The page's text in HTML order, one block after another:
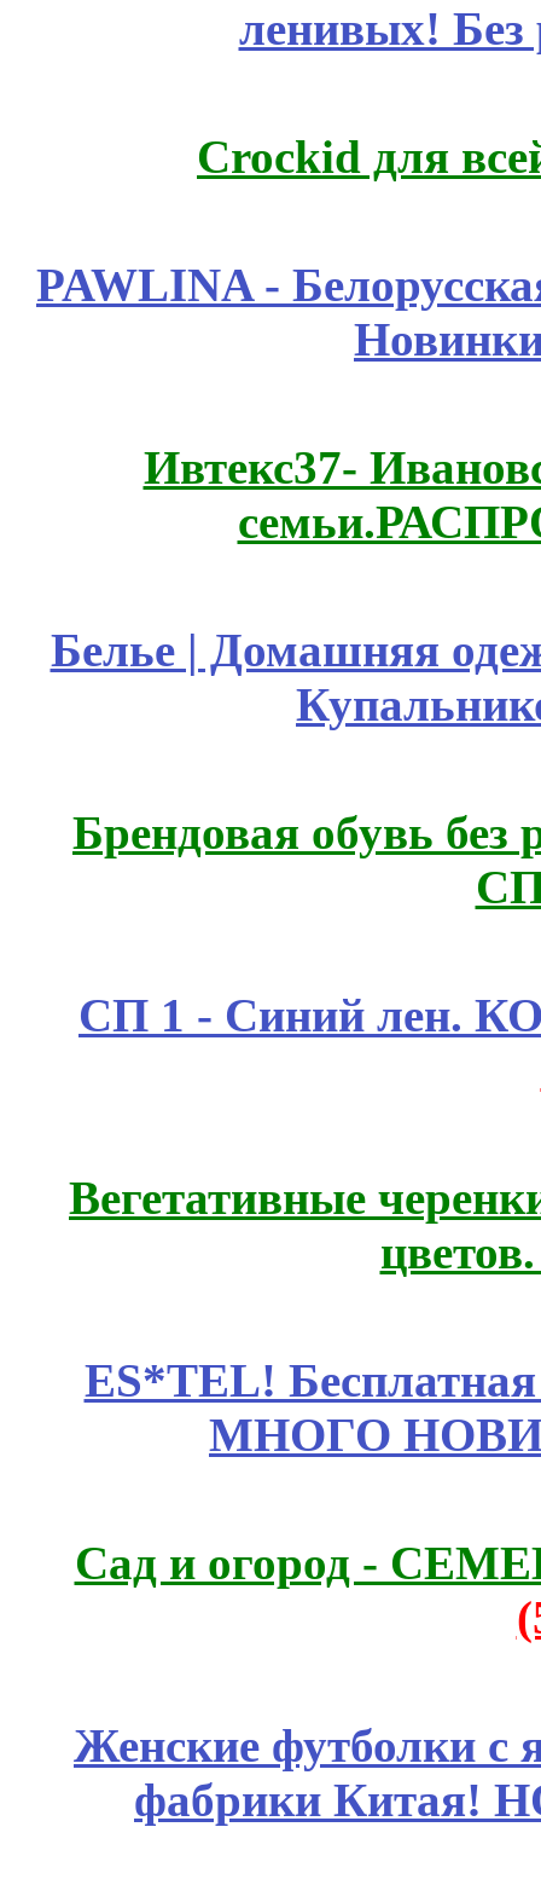
ленивых!
Crockid для
PAWLINA -
Ивтекс37-
Белье | Домашняя
Брендовая обувь без
СП 1 - Синий лен.
Вегетативные
ES*TEL!
МНОГО
Сад и огород -
Женские футболки с
фабрики Китая!